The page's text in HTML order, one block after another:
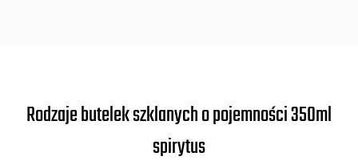
Rodzaje butelek szklanych o pojemności 350ml
spirytus